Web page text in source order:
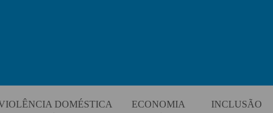
DOMÉSTICA
ECONOMIA
INCLUSÃO